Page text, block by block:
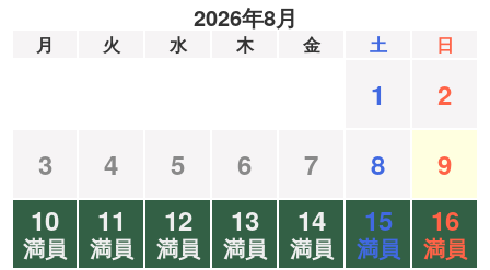
2026年8月
月 火 水 木 金 土 日
1
2
3
4 5 6 7 8
9
10
満員
11
満員
12
満員
13
満員
14
満員
15
満員
16
満員